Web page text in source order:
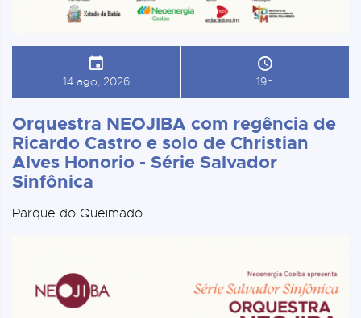
14 ago, 2026 19h
Orquestra NEOJIBA com regência de
Ricardo Castro e solo de Christian
Alves Honorio - Série Salvador
Sinfônica
Parque do Queimado